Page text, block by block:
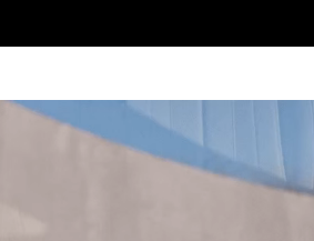
Zu sehen sind die Sitze, das